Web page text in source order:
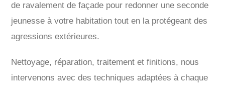
de ravalement de façade pour redonner une seconde
jeunesse à votre habitation tout en la protégeant des
agressions extérieures.
Nettoyage, réparation, traitement et finitions, nous
intervenons avec des techniques adaptées à chaque